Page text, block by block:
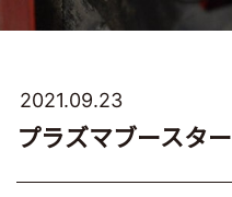
2021.09.23
プラズマブースター